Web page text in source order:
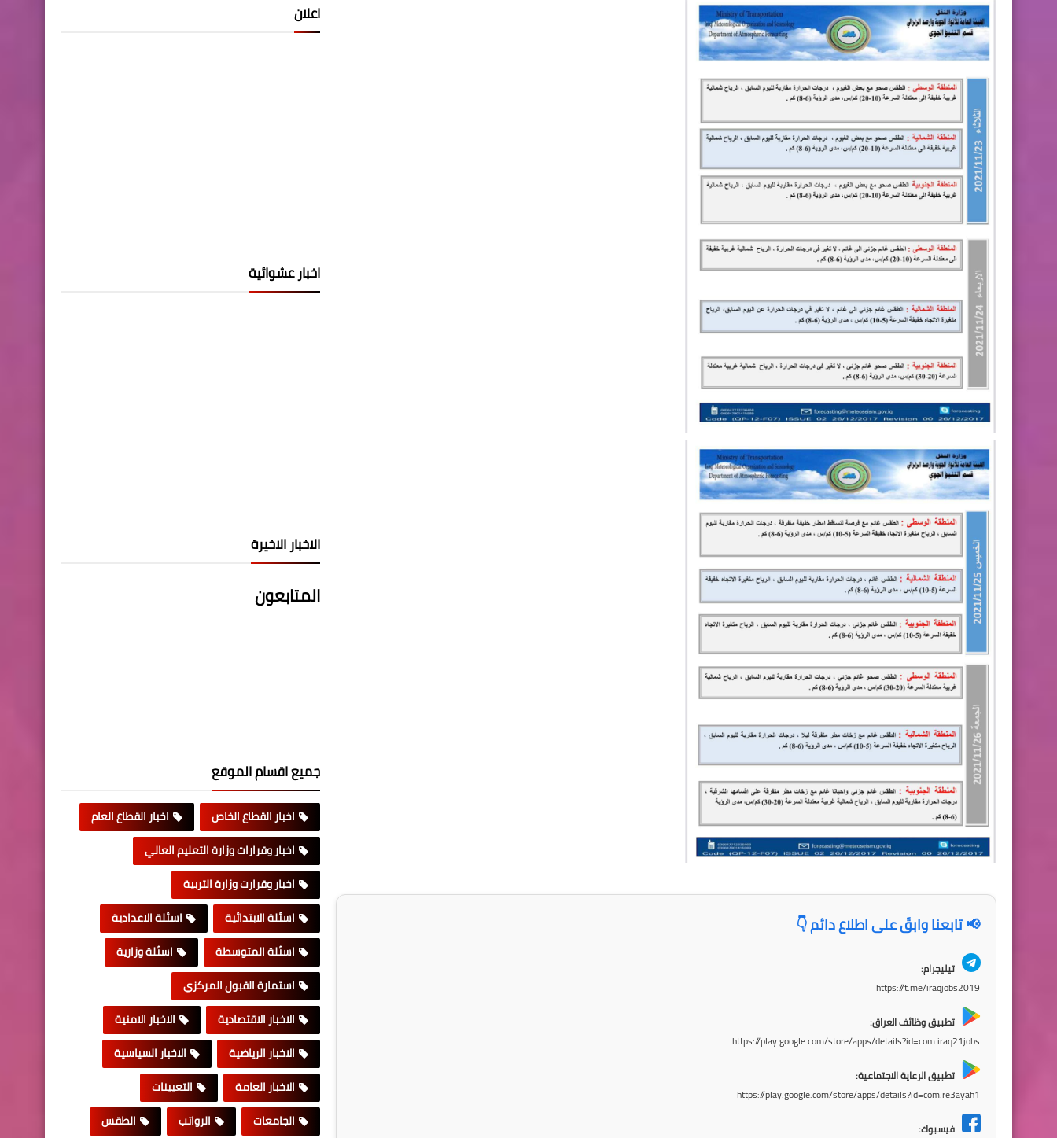
📢 تابعنا وابقَ على اطلاع دائم 👇
تيليجرام:
https://t.me/iraqjobs2019
تطبيق وظائف العراق:
https://play.google.com/store/apps/details?id=com.iraq21jobs
تطبيق الرعاية الاجتماعية:
https://play.google.com/store/apps/details?id=com.re3ayah1
فيسبوك:
اعلان
اخبار عشوائية
الاخبار الاخيرة
المتابعون
جميع اقسام الموقع
اخبار القطاع الخاص
اخبار القطاع العام
اخبار وقرارات وزارة التعليم العالي
اخبار وقرارت وزارة التربية
اسئلة الابتدائية
اسئلة الاعدادية
اسئلة المتوسطة
اسئلة وزارية
استمارة القبول المركزي
الاخبار الاقتصادية
الاخبار الامنية
الاخبار الرياضية
الاخبار السياسية
الاخبار العامة
التعيينات
الجامعات
الرواتب الطقس